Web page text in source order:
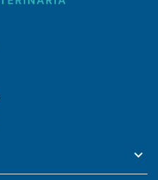
keyboard_arrow_down